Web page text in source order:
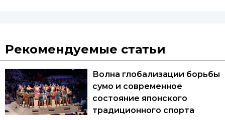
Рекомендуемые статьи
Волна глобализации борьбы
сумо и современное
состояние японского
традиционного спорта